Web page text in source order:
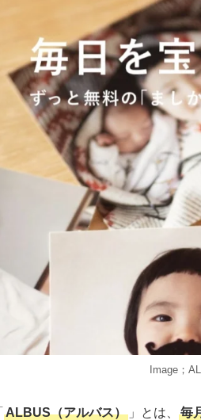
Image；
ALBUS（アルバス） 」とは、 毎